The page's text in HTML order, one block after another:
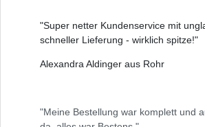
"Super netter Kundenservice mit
schneller Lieferung - wirklich spitze!"
Alexandra Aldinger aus Rohr
"Meine Bestellung war komplett und